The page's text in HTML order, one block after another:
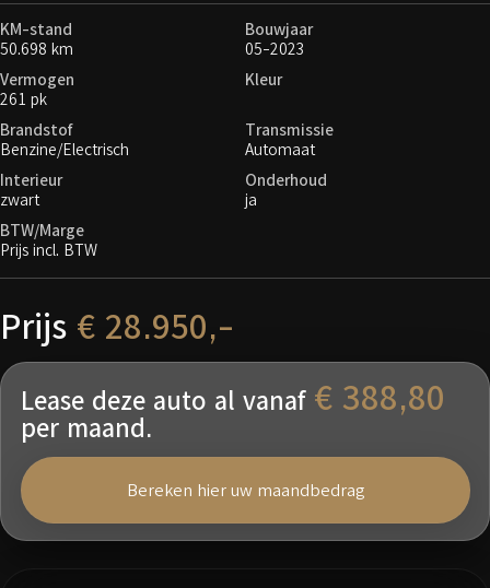
KM-stand
50.698 km
Bouwjaar
05-2023
Vermogen
261 pk
Kleur
Brandstof
Benzine/Electrisch
Transmissie
Automaat
Interieur
zwart
Onderhoud
ja
BTW/Marge
Prijs incl. BTW
Prijs € 28.950,-
Lease deze auto al vanaf € 388,80
per maand.
Bereken hier uw maandbedrag